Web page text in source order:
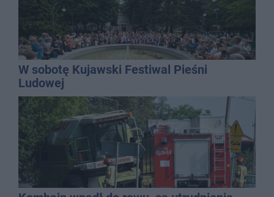
W sobotę Kujawski Festiwal Pieśni
Ludowej